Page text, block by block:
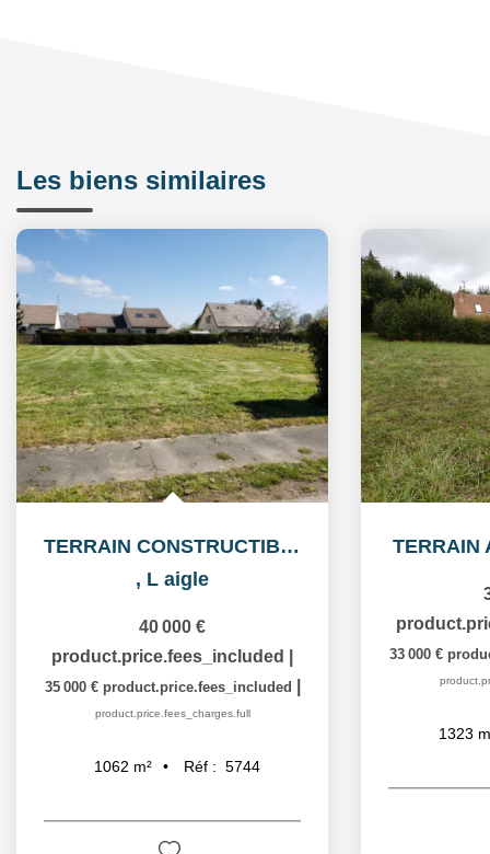
Les biens similaires
TERRAIN CONSTRUCTIBLE
, L aigle
40 000 €
product.price.fees_included
35 000 € product.price.fees_included
product.price.fees_charges.full
1062 m² Réf : 5744
TERRAIN
33 000 €
1323